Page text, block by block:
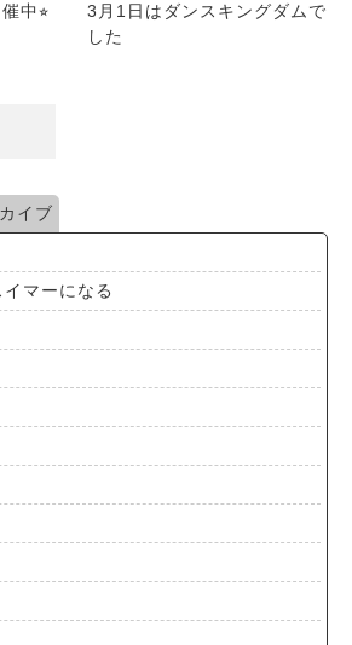
中⭐︎
3月1日はダンスキングダムで
した
イブ
マーになる